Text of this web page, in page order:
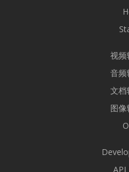
视频
音频
文档
图像
API